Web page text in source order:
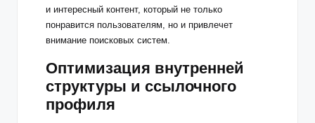
и интересный контент, который не только
понравится пользователям, но и привлечет
внимание поисковых систем.
Оптимизация внутренней
структуры и ссылочного
профиля